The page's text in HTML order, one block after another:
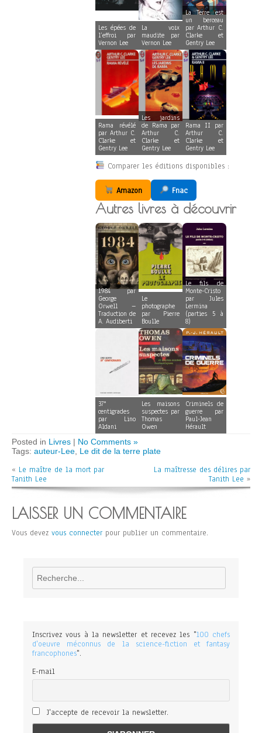
Les épées de
l’effroi par
Vernon Lee
La voix
maudite par
Vernon Lee
La Terre est
un berceau
par Arthur C.
Clarke et
Gentry Lee
Rama révélé
par Arthur C.
Clarke et
Gentry Lee
Les jardins
de Rama par
Arthur C.
Clarke et
Gentry Lee
Rama II par
Arthur C.
Clarke et
Gentry Lee
Comparer les éditions disponibles :
Amazon Fnac
Autres livres à découvrir
1984 par
George
Orwell –
Traduction de
A. Audiberti
Le
photographe
par Pierre
Boulle
Le fils de
Monte-Cristo
par Jules
Lermina
(parties 5 à
8)
37°
centigrades
par Lino
Aldani
Les maisons
suspectes par
Thomas
Owen
Criminels de
guerre par
Paul-Jean
Hérault
Posted in Livres | No Comments »
Tags: auteur-Lee, Le dit de la terre plate
« Le maître de la mort par
Tanith Lee
La maîtresse des délires par
Tanith Lee »
LAISSER UN COMMENTAIRE
Vous devez vous connecter pour publier un commentaire.
Rechercher
Inscrivez vous à la newsletter et recevez les "100 chefs
d'oeuvre méconnus de la science-fiction et fantasy
francophones".
E-mail
J'accepte de recevoir la newsletter.